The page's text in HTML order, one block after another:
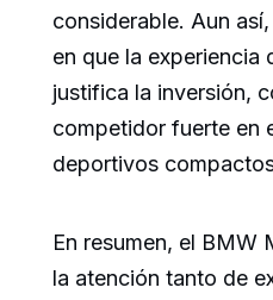
considerable. Aun
en que la experiencia
justifica la inversión,
competidor fuerte en
deportivos
En resumen, el BMW
la atención tanto de